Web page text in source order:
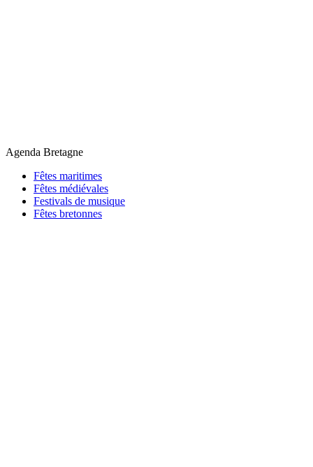
Agenda Bretagne
Fêtes maritimes
Fêtes médiévales
Festivals de musique
Fêtes bretonnes